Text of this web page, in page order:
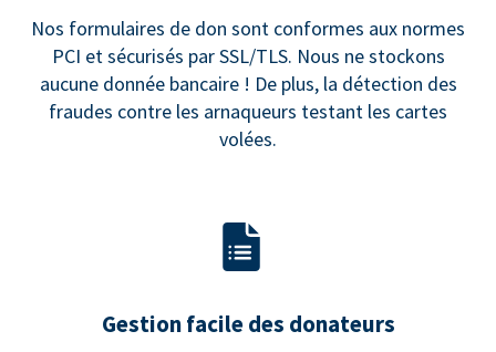
Nos formulaires de don sont conformes aux normes
PCI et sécurisés par SSL/TLS. Nous ne stockons
aucune donnée bancaire ! De plus, la détection des
fraudes contre les arnaqueurs testant les cartes
volées.
Gestion facile des donateurs